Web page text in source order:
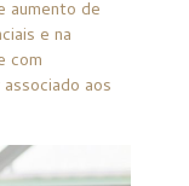
aumento de
e na
com
aos